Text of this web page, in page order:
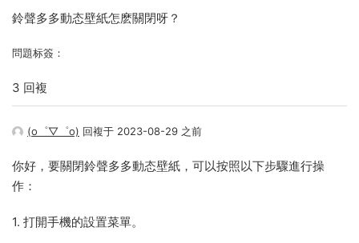
鈴聲多多動态壁紙怎麽關閉呀？
問題标簽：
3 回複
(o゜▽゜o) 回複于 2023-08-29 之前
你好，要關閉鈴聲多多動态壁紙，可以按照以下步驟進行操
作：
1. 打開手機的設置菜單。